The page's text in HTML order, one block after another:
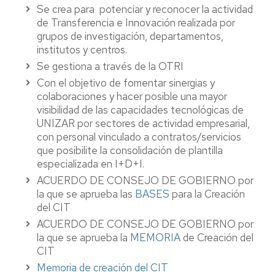
Se crea para potenciar y reconocer la actividad
de Transferencia e Innovación realizada por
grupos de investigación, departamentos,
institutos y centros.
Se gestiona a través de la OTRI
Con el objetivo de fomentar sinergias y
colaboraciones y hacer posible una mayor
visibilidad de las capacidades tecnológicas de
UNIZAR por sectores de actividad empresarial,
con personal vinculado a contratos/servicios
que posibilite la consolidación de plantilla
especializada en I+D+I.
ACUERDO DE CONSEJO DE GOBIERNO por
la que se aprueba las BASES para la Creación
del CIT
ACUERDO DE CONSEJO DE GOBIERNO por
la que se aprueba la MEMORIAde Creación del
CIT
Memoria de creación del CIT